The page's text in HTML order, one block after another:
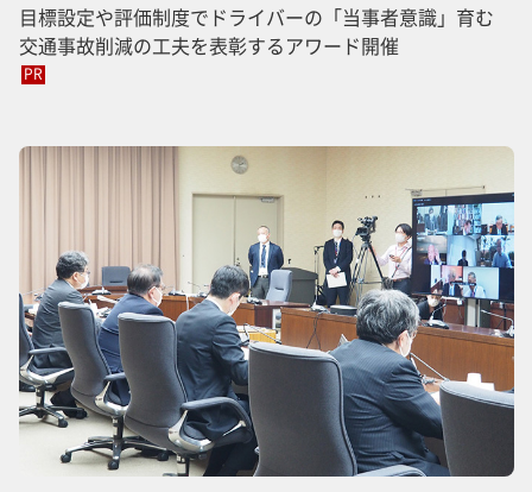
目標設定や評価制度でドライバーの「当事者意識」育む
交通事故削減の工夫を表彰するアワード開催
PR